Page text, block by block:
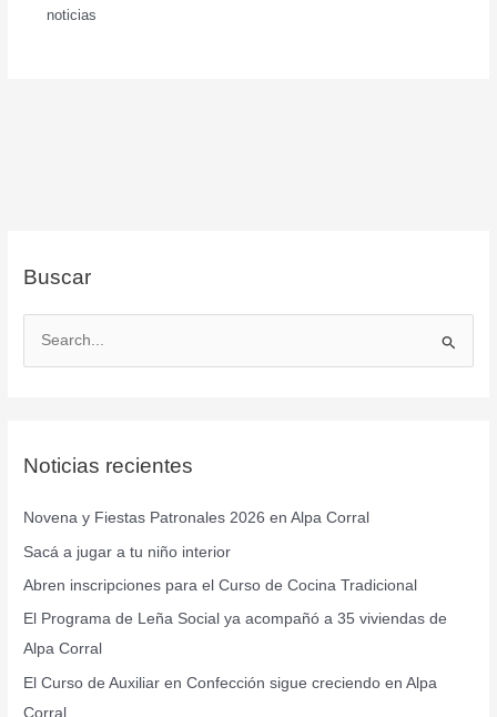
noticias
Buscar
a
p
o
r
:
Noticias recientes
Novena y Fiestas Patronales 2026 en Alpa Corral
Sacá a jugar a tu niño interior
Abren inscripciones para el Curso de Cocina Tradicional
El Programa de Leña Social ya acompañó a 35 viviendas de
Alpa Corral
El Curso de Auxiliar en Confección sigue creciendo en Alpa
Corral